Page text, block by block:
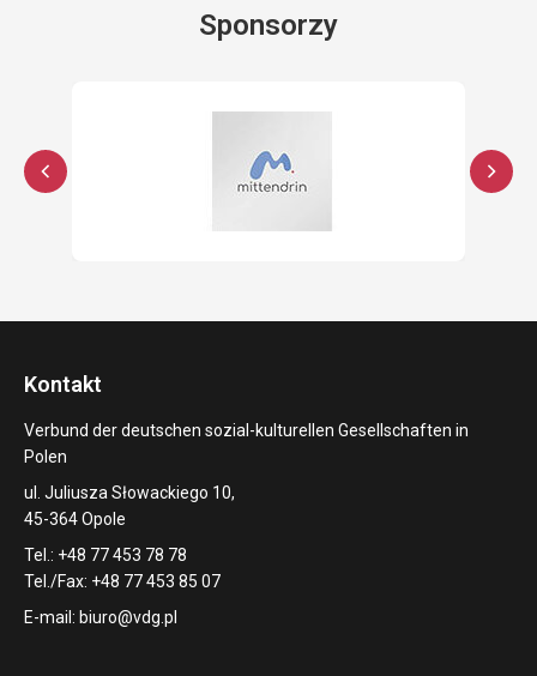
Sponsorzy
Kontakt
Verbund der deutschen sozial-kulturellen Gesellschaften in
Polen
ul. Juliusza Słowackiego 10,
45-364 Opole
Tel.: +48 77 453 78 78
Tel./Fax: +48 77 453 85 07
E-mail: biuro@vdg.pl